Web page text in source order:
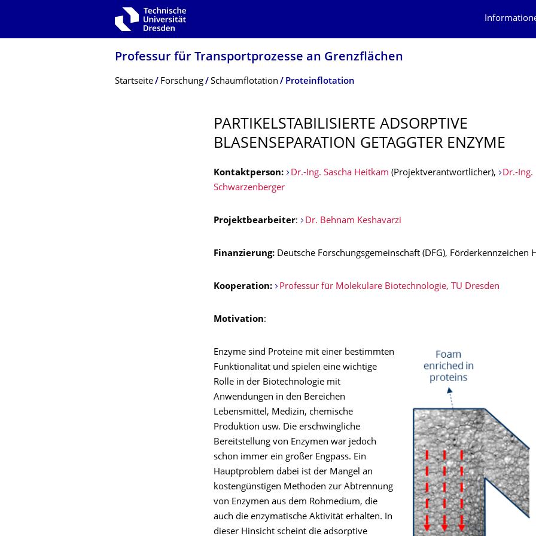
Zur Hauptnavigation springen
Professur für Transportprozesse an Grenzflächen
Breadcrumb-Menü
Startseite Forschung Schaumflotation Proteinflotation
PARTIKELSTABI­LISIERTE ADSORPTIVE
BLASENSEPARATI­ON GETAGGTER ENZYME
Kontaktperson: Dr.-Ing. Sascha Heitkam (Projektverantwortlicher),
Dr.-Ing.
Schwarzenberger
Projektbearbeiter: Dr. Behnam Keshavarzi
Finanzierung: Deutsche Forschungsgemeinschaft (DFG), Förderkennzeichen
Kooperation: Professur für Molekulare Biotechnologie, TU Dresden
Motivation:
Enzyme sind Proteine mit einer bestimmten
Funktionalität und spielen eine wichtige
Rolle in der Biotechnologie mit
Anwendungen in den Bereichen
Lebensmittel, Medizin, chemische
Produktion usw. Die erschwingliche
Bereitstellung von Enzymen war jedoch
schon immer ein großer Engpass. Ein
Hauptproblem dabei ist der Mangel an
kostengünstigen Methoden zur Abtrennung
von Enzymen aus dem Rohmedium, die
auch die enzymatische Aktivität erhalten. In
dieser Hinsicht scheint die adsorptive